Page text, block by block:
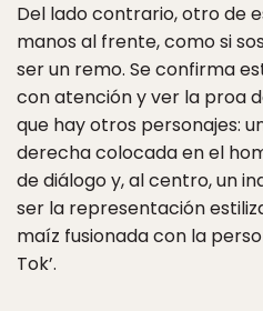
Del lado contrario, otro de
manos al frente, como si
ser un remo. Se confirma
con atención y ver la proa
que hay otros personajes:
derecha colocada en el
de diálogo y, al centro, un
ser la representación
maíz fusionada con la
Tok’.